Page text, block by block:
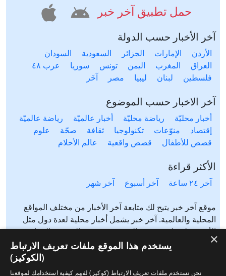
حمل تطبيق آخر خبر
آخر الأخبار حسب الدولة
الأردن الإمارات الجزائر السعودية
السودان
العراق
المغرب اليمن تونس سوريا
عرب ٤٨
فلسطين
لبنان ليبيا مصر آخَر
آخر الاخبار حسب الموضوع
أخبار محليّة رياضة محليّة أخبار عالميّة
رياضة عالميّة
إقتصاد
منوّعات تكنولوجيا ثقافة صحّة
علوم
قصص للأطفال
قصص واقعية عالم الأحلام
الأكثر قراءة
آخر ٢٤ ساعة آخر أسبوع آخر شهر
موقع آخر خبر يتيح لك متابعة آخر الأخبار من مختلف المواقع
المحلية والعالمية. آخر خبر يشمل أخبار محلية لعدة دول مثل
الأردن، فلسطين، مصر، السعودية، تونس، المغرب، الجزائر،
عرب ٤٨، لبنان، العراق، اليمن وغيرها آخر خبر يتيح متابعة أخبار
من شتى المواضيع مثل: أخبار محلية، أخبار عالمية، رياضة،
إقتصاد، ثقافة، منوعات وغيرها تابع الأخبار المحلية والعالمية من
×
يستخدم هذا الموقع ملفات تعريف الارتباط
(الكوكيز)
نحن نستخدم ملفات تعريف الارتباط (كوكيز) لفهم كيفية استخدامك لموقعنا